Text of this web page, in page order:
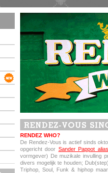
RENDEZ WHO?
De Rendez-Vous is actief sinds
opgericht door Sander Pappot
vormgever) De muzikale invulling
divers mogelijk te houden;
Triphop, Soul, Funk & hiphop